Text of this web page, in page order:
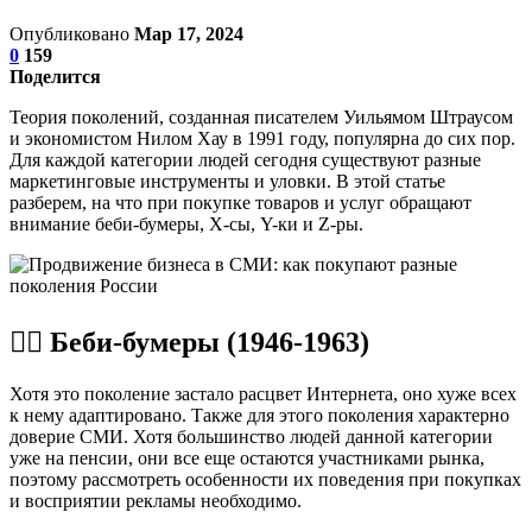
Опубликовано Мар 17, 2024
0 159
Поделится
Теория поколений, созданная писателем Уильямом Штраусом
и экономистом Нилом Хау в 1991 году, популярна до сих пор.
Для каждой категории людей сегодня существуют разные
маркетинговые инструменты и уловки. В этой статье
разберем, на что при покупке товаров и услуг обращают
внимание беби-бумеры, X-сы, Y-ки и Z-ры.
🐱‍🏍 Беби-бумеры (1946-1963)
Хотя это поколение застало расцвет Интернета, оно хуже всех
к нему адаптировано. Также для этого поколения характерно
доверие СМИ. Хотя большинство людей данной категории
уже на пенсии, они все еще остаются участниками рынка,
поэтому рассмотреть особенности их поведения при покупках
и восприятии рекламы необходимо.